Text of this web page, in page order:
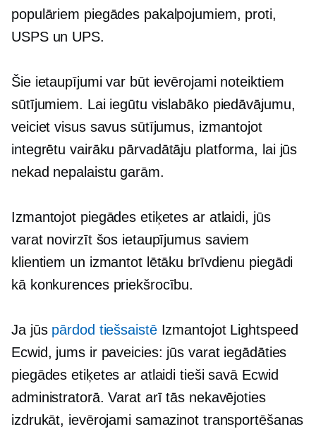
populāriem piegādes pakalpojumiem, proti,
USPS un UPS.
Šie ietaupījumi var būt ievērojami noteiktiem
sūtījumiem. Lai iegūtu vislabāko piedāvājumu,
veiciet visus savus sūtījumus, izmantojot
integrētuvairāku pārvadātāju platforma, lai jūs
nekad nepalaistu garām.
Izmantojot piegādes etiķetes ar atlaidi, jūs
varat novirzīt šos ietaupījumus saviem
klientiem un izmantot lētāku brīvdienu piegādi
kā konkurences priekšrocību.
Ja jūs pārdod tiešsaistēIzmantojot Lightspeed
Ecwid, jums ir paveicies: jūs varat iegādāties
piegādes etiķetes ar atlaidi tieši savā Ecwid
administratorā. Varat arī tās nekavējoties
izdrukāt, ievērojami samazinot transportēšanas